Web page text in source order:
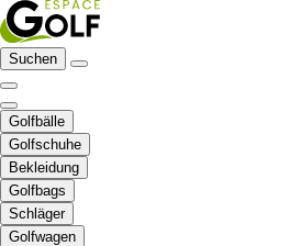
Suchen
Golfbälle
Golfschuhe
Bekleidung
Golfbags
Schläger
Golfwagen